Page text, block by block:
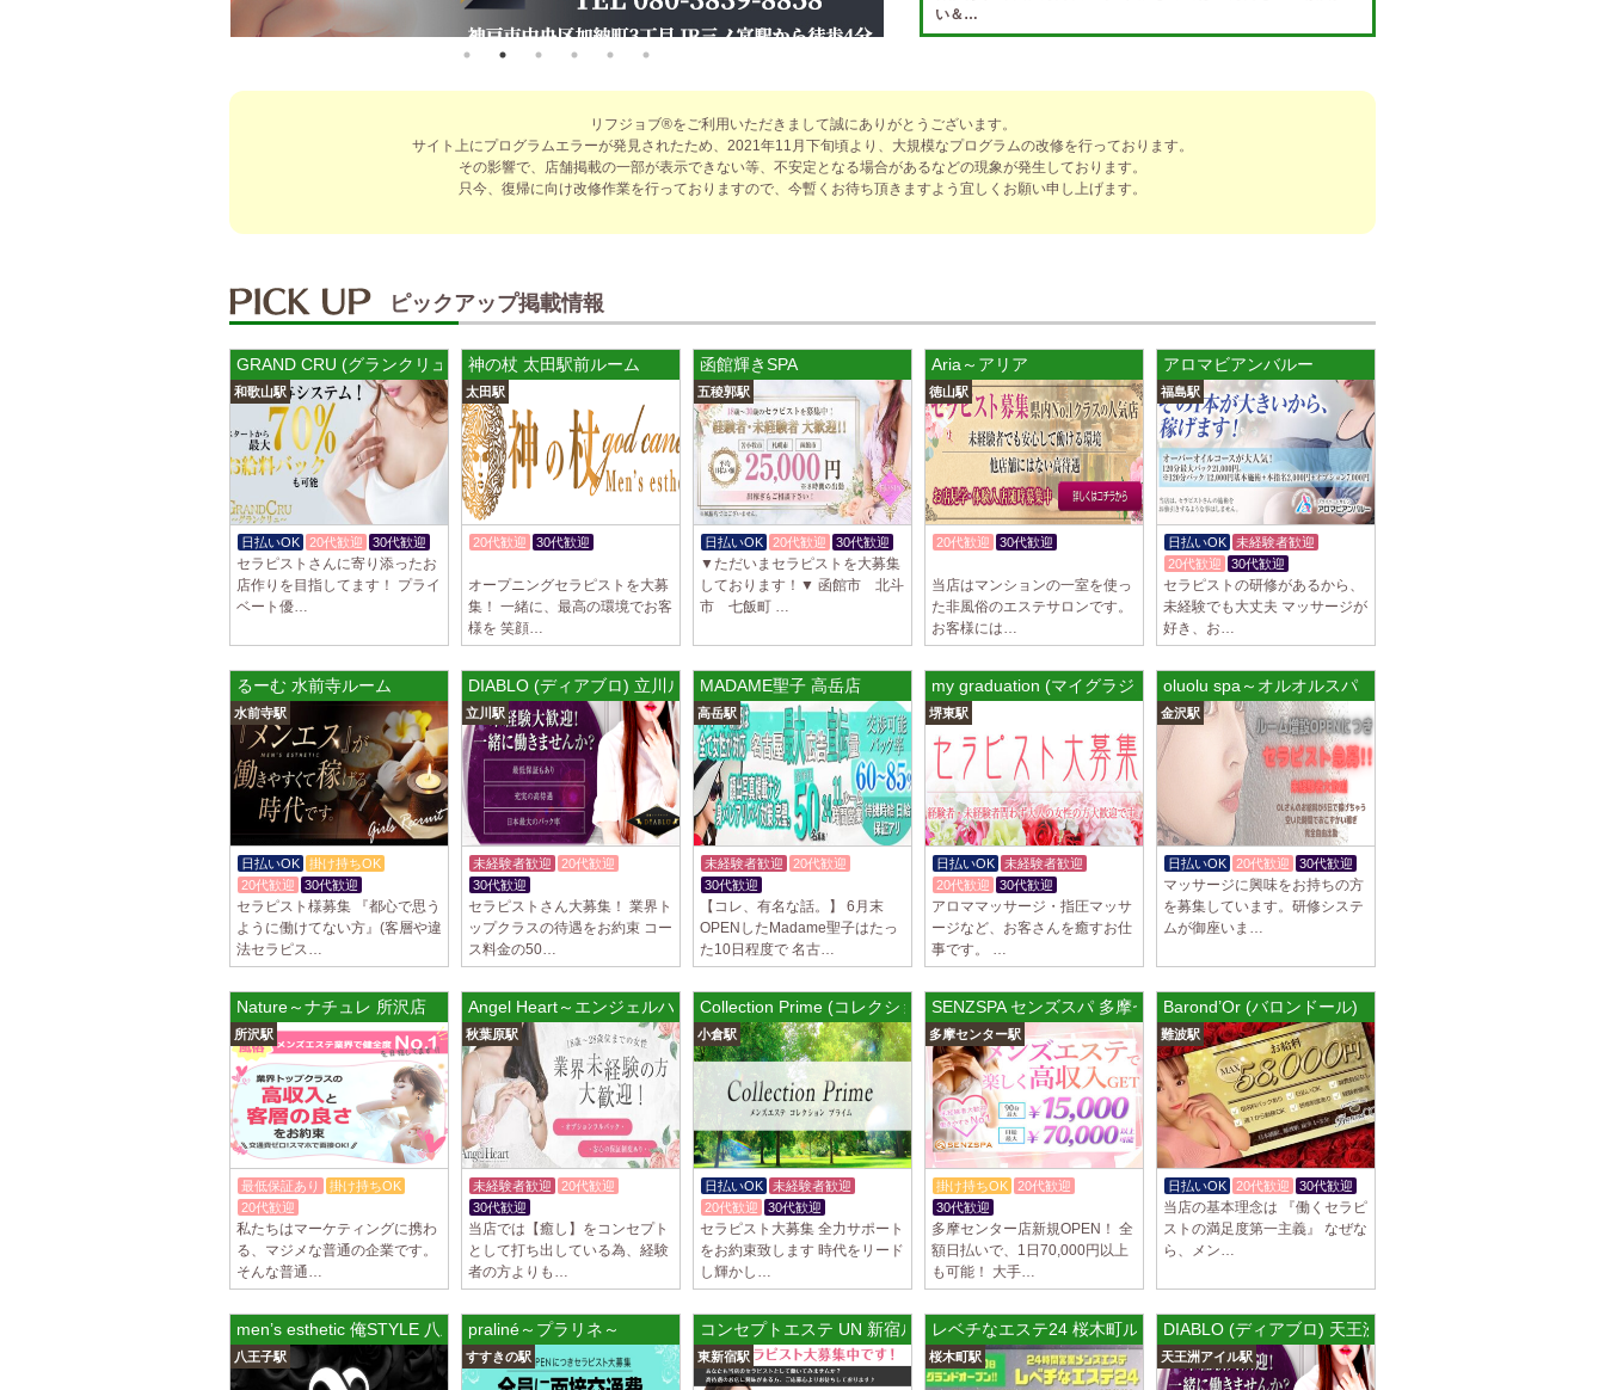
い＆…
適なお仕事をサポートする待遇をそろえております！ 雑費等、経
費負…
2025/04/14 [春日井駅]
sirena (シレーナ) 錦ルーム
制服あり、ノルマ、罰金なし 高額報酬が稼げるだけでなく、高待
遇や手厚い福利厚生を完備しております！ぜひご活用ください♪
指名…
2025/04/09[藤が丘駅]
sirena (シレーナ) 名東ルーム
制服あり、ノルマ、罰金なし 高額報酬が稼げるだけでなく、高待
遇や手厚い福利厚生を完備しております！ぜひご活用ください♪
指名…
2025/04/08
Cat’s (キャッツ)
18歳以上（高校生不可） オープンニングセラピストさん大募集！
営業時間内でいつでも可能。 交通費支給あり 一緒に働いてくだ
さ…
2025/04/05 [日本橋駅]
Aroma de Banana (あろばな)
オープンにつきセラピスト大募集！！ 求人探しに苦労されている
貴方様に朗報です！ 当店では講習制度を徹底しています。 セクハ
ラ…
2025/04/04[吉祥寺駅]
LoveCHU (ラブチュ) 吉祥寺ルーム
やる気のあるセラピスト大募集！ 「本気で稼ぎたい！」「もっと
ます…
2025/04/04[渋谷駅]
LoveCHU (ラブチュ) 渋谷ルーム
やる気のあるセラピスト大募集！ 「本気で稼ぎたい！」「もっと
人気セラピストになりたい！」 そんなあなたを全力でサポートし
ます…
2025/04/02[千歳烏山駅]
LoveCHU (ラブチュ) 千歳烏山ルーム
やる気のあるセラピスト大募集！ 「本気で稼ぎたい！」「もっと
人気セラピストになりたい！」 そんなあなたを全力でサポートし
ます…
2025/03/31[八王子駅]
Diamond～ダイヤモンド～
只今NEW OPENにつきセラピストが不足しています！ 今後も新規
リフジョブ®をご利用いただきまして誠にありがとうございます。
サイト上にプログラムエラーが発見されたため、2021年11月下旬頃より、大規模なプログラムの改修を行っております。
その影響で、店舗掲載の一部が表示できない等、不安定となる場合があるなどの現象が発生しております。
只今、復帰に向け改修作業を行っておりますので、今暫くお待ち頂きますよう宜しくお願い申し上げます。
ピックアップ掲載情報
GRAND CRU (グランクリュ)
和歌山駅
日払いOK 20代歓迎 30代歓迎
セラピストさんに寄り添ったお
店作りを目指してます！ プライ
ベート優…
神の杖 太田駅前ルーム
太田駅
20代歓迎
30代歓迎
オープニングセラピストを大募
集！ 一緒に、最高の環境でお客
様を 笑顔…
函館輝きSPA
五稜郭駅
日払いOK 20代歓迎 30代歓迎
▼ただいまセラピストを大募集
しております！▼ 函館市 北斗
市 七飯町 …
Aria～アリア
徳山駅
20代歓迎
30代歓迎
当店はマンションの一室を使っ
た非風俗のエステサロンです。
お客様には…
アロマビアンバルー
福島駅
日払いOK
未経験者歓迎
20代歓迎
30代歓迎
セラピストの研修があるから、
未経験でも大丈夫 マッサージが
好き、お…
るーむ 水前寺ルーム
水前寺駅
日払いOK
掛け持ちOK
20代歓迎
30代歓迎
セラピスト様募集 『都心で思う
ように働けてない方』(客層や違
法セラピス…
DIABLO (ディアブロ) 立川ルーム
立川駅
未経験者歓迎
20代歓迎
30代歓迎
セラピストさん大募集！ 業界ト
ップクラスの待遇をお約束 コー
ス料金の50…
MADAME聖子 高岳店
高岳駅
未経験者歓迎
20代歓迎
30代歓迎
【コレ、有名な話。】 6月末
OPENしたMadame聖子はたっ
た10日程度で 名古…
my graduation (マイグラジュエーション) 堺ルーム
堺東駅
日払いOK
未経験者歓迎
20代歓迎
30代歓迎
アロママッサージ・指圧マッサ
ージなど、お客さんを癒すお仕
事です。 …
oluolu spa～オルオルスパ
金沢駅
日払いOK 20代歓迎 30代歓迎
マッサージに興味をお持ちの方
を募集しています。研修システ
ムが御座いま…
Nature～ナチュレ 所沢店
所沢駅
最低保証あり
掛け持ちOK
20代歓迎
私たちはマーケティングに携わ
る、マジメな普通の企業です。
そんな普通…
Angel Heart～エンジェルハート～ 秋葉原ルーム
秋葉原駅
未経験者歓迎
20代歓迎
30代歓迎
当店では【癒し】をコンセプト
として打ち出している為、経験
者の方よりも…
Collection Prime (コレクション プライム)
小倉駅
日払いOK
未経験者歓迎
20代歓迎
30代歓迎
セラピスト大募集 全力サポート
をお約束致します 時代をリード
し輝かし…
SENZSPA センズスパ 多摩センター店
多摩センター駅
掛け持ちOK
20代歓迎
30代歓迎
多摩センター店新規OPEN！ 全
額日払いで、1日70,000円以上
も可能！ 大手…
Barond’Or (バロンドール)
難波駅
日払いOK 20代歓迎 30代歓迎
当店の基本理念は 『働くセラピ
ストの満足度第一主義』 なぜな
ら、メン…
men’s esthetic 俺STYLE 八王子ルーム
八王子駅
praliné～プラリネ～
すすきの駅
コンセプトエステ UN 新宿ルーム
東新宿駅
レベチなエステ24 桜木町ルーム
桜木町駅
DIABLO (ディアブロ) 天王洲アイルルーム
天王洲アイル駅